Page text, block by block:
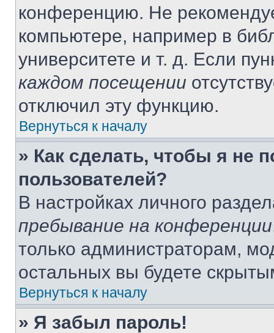
конференцию. Не
компьютере, например в
университете и т. д. Если
каждом посещении
отключил эту функцию.
Вернуться к началу
» Как сделать, чтобы я не
пользователей?
В настройках личного
пребывание на конференции
только администраторам,
остальных вы будете
Вернуться к началу
» Я забыл пароль!